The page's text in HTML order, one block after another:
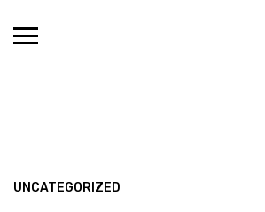
UNCATEGORIZED